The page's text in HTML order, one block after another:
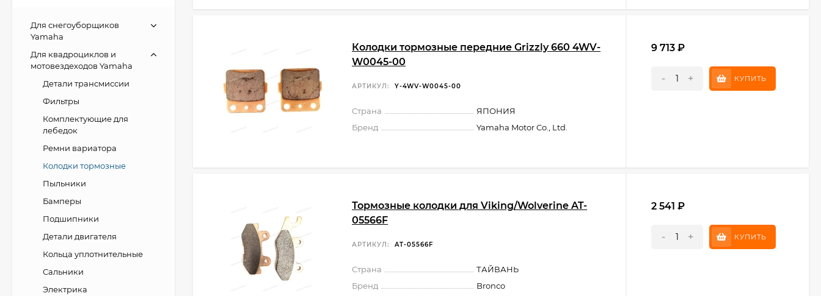
Колодки тормозные передние Grizzly 660 4WV-
W0045-00
АРТИКУЛ: Y-4WV-W0045-00
Страна
ЯПОНИЯ
Бренд
Yamaha Motor Co., Ltd.
9 713 ₽
- + КУПИТЬ
Тормозные колодки для Viking/Wolverine AT-
05566F
АРТИКУЛ: AT-05566F
Страна
ТАЙВАНЬ
Бренд
Bronco
2 541 ₽
- + КУПИТЬ
Для снегоуборщиков
Yamaha
Для квадроциклов и
мотовездеходов Yamaha
Детали трансмиссии
Фильтры
Комплектующие для
лебедок
Ремни вариатора
Колодки тормозные
Пыльники
Бамперы
Подшипники
Детали двигателя
Кольца уплотнительные
Сальники
Электрика